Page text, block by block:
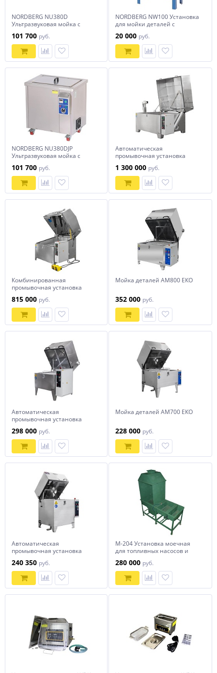
NORDBERG NU380D
Ультразвуковая мойка с
101 700 руб.
NORDBERG NW100 Установка
для мойки деталей с
литров
20 000 руб.
NORDBERG NU380DJP
Ультразвуковая мойка с
101 700 руб.
Автоматическая
промывочная установка
1 300 000 руб.
Комбинированная
промывочная установка
815 000 руб.
Мойка деталей АМ800 ЕКО
352 000 руб.
Автоматическая
промывочная установка
298 000 руб.
Мойка деталей АМ700 ЕКО
228 000 руб.
Автоматическая
промывочная установка
240 350 руб.
М-204 Установка моечная
для топливных насосов и
280 000 руб.